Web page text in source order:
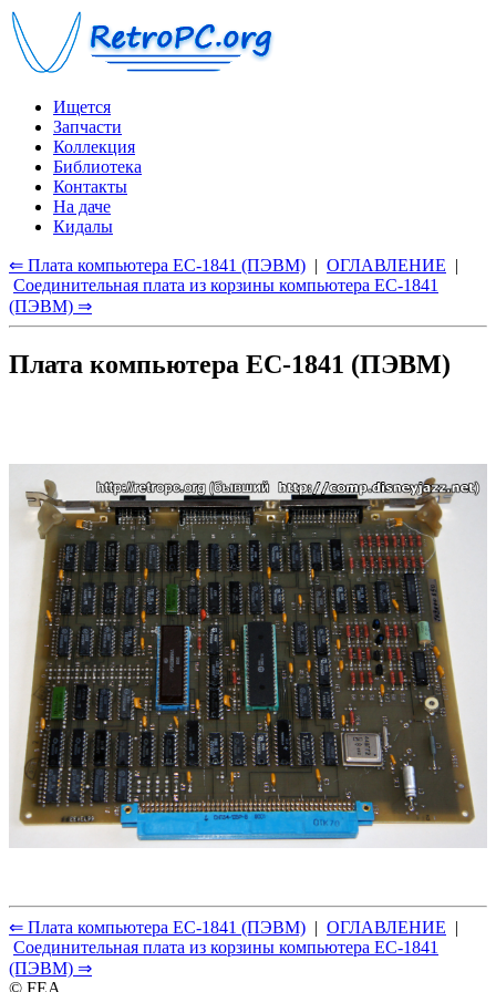
Ищется
Запчасти
Коллекция
Библиотека
Контакты
На даче
Кидалы
⇐ Плата компьютера ЕС-1841 (ПЭВМ) | ОГЛАВЛЕНИЕ |
Соединительная плата из корзины компьютера ЕС-1841
(ПЭВМ) ⇒
Плата компьютера ЕС-1841 (ПЭВМ)
⇐ Плата компьютера ЕС-1841 (ПЭВМ) | ОГЛАВЛЕНИЕ |
Соединительная плата из корзины компьютера ЕС-1841
(ПЭВМ) ⇒
© FEA